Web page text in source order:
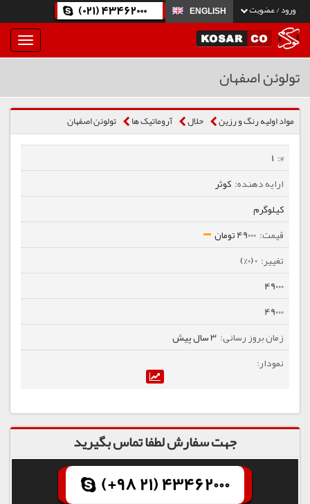
ورود / عضویت ENGLISH
(021) 43462000
بار
و
تولوئن اصفهان
مواد اولیه رنگ و رزین حلال آروماتیک ها تولوئن اصفهان
1
کوثر
کیلوگرم
49000 تومان
0 (0%)
49000
49000
3 سال پیش
جهت سفارش لطفا تماس بگیرید
(+98 21) 43462000